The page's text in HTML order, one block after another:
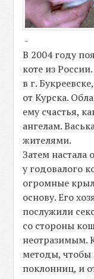
-
В 2004 году
коте из
в г.
от Курска.
ему счастья,
ангелам.
жителями.
Затем настала
у годовалого
огромные
основу. Его
послужили
со стороны
неотразимым.
методы, чтобы
поклонниц, и